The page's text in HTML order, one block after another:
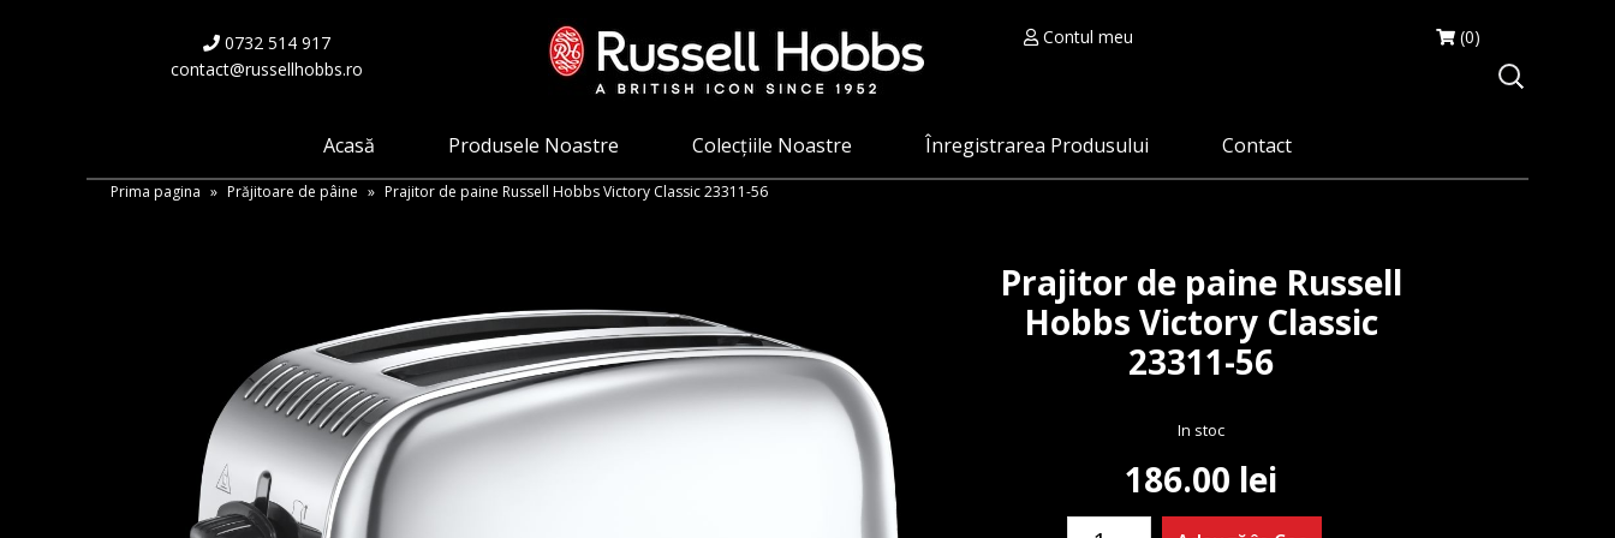
0732 514 917
contact@russellhobbs.ro
Contul meu (0)
Acasă Produsele Noastre Colecțiile Noastre Înregistrarea Produsului Contact
Prima pagina » Prăjitoare de pâine » Prajitor de paine Russell Hobbs Victory Classic 23311-56
Prajitor de paine Russell
Hobbs Victory Classic
23311-56
In stoc
186.00 lei
Cantitate